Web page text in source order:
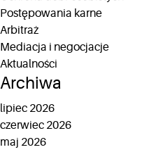
Postępowania karne
Arbitraż
Mediacja i negocjacje
Aktualności
Archiwa
lipiec 2026
czerwiec 2026
maj 2026